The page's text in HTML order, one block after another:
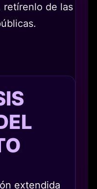
retírenlo de las
extendida